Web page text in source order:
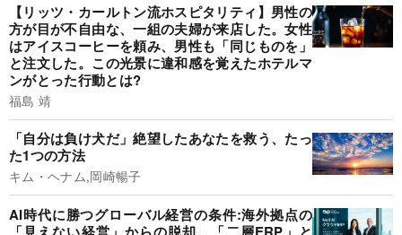
【リッツ・カールトン流ホスピタリティ】男性の
方が目が不自由な、一組の夫婦が来店した。女性
はアイスコーヒーを頼み、男性も「同じものを」
と注文した。この光景に違和感を覚えたホテルマ
ンがとった行動とは?
福島 靖
「自分は負け犬だ」絶望したあなたを救う、たっ
た1つの方法
キム・ヘナム,岡崎暢子
AI時代に勝つグローバル経営の条件:海外拠点の